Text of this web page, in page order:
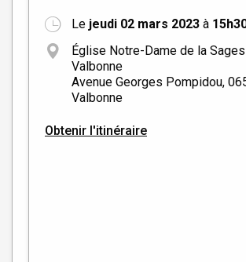
Le jeudi 02 mars 2023 à
Église Notre-Dame de la
Valbonne
Avenue Georges Pompidou,
Valbonne
Obtenir l'itinéraire